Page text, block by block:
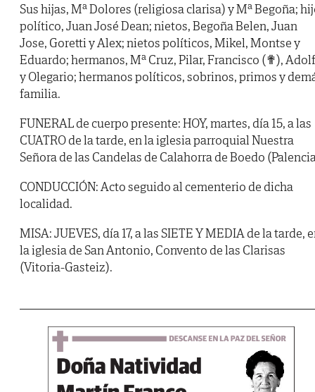
Sus hijas, Mª Dolores (religiosa clarisa) y Mª Begoña;
político, Juan José Dean; nietos, Begoña Belen, Juan
Jose, Goretti y Alex; nietos políticos, Mikel, Montse y
Eduardo; hermanos, Mª Cruz, Pilar, Francisco (✟),
y Olegario; hermanos políticos, sobrinos, primos y
familia.
FUNERAL de cuerpo presente: HOY, martes, día 15, a las
CUATRO de la tarde, en la iglesia parroquial Nuestra
Señora de las Candelas de Calahorra de Boedo
CONDUCCIÓN: Acto seguido al cementerio de dicha
localidad.
MISA: JUEVES, día 17, a las SIETE Y MEDIA de la tarde,
la iglesia de San Antonio, Convento de las Clarisas
(Vitoria-Gasteiz).